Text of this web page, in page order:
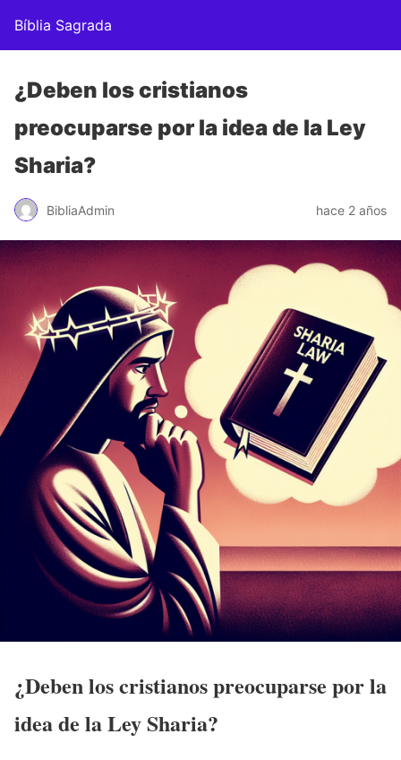
Bíblia Sagrada
¿Deben los cristianos
preocuparse por la idea de la Ley
Sharia?
BibliaAdmin hace 2 años
¿Deben los cristianos preocuparse por la
idea de laLey Sharia?